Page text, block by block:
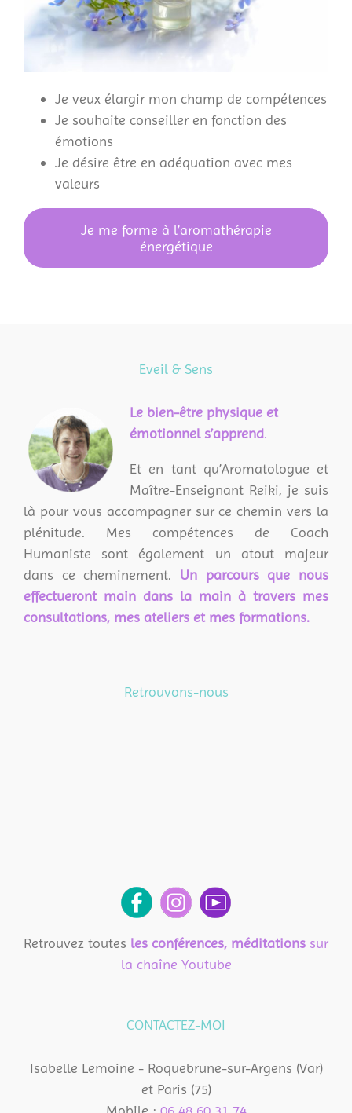
Je veux élargir mon champ de compétences
Je souhaite conseiller en fonction des
émotions
Je désire être en adéquation avec mes
valeurs
Je me forme à l’aromathérapie
énergétique
Eveil & Sens
Le bien-être physique et
émotionnel s’apprend.
Et en tant qu’Aromatologue et
Maître-Enseignant Reiki, je suis
là pour vous accompagner sur ce chemin vers la
plénitude. Mes compétences de Coach
Humaniste sont également un atout majeur
dans ce cheminement. Un parcours que nous
effectueront main dans la main à travers mes
consultations, mes ateliers et mes formations.
Retrouvons-nous
Retrouvez toutes les conférences, méditations sur
la chaîne Youtube
CONTACTEZ-MOI
Isabelle Lemoine - Roquebrune-sur-Argens (Var)
et Paris (75)